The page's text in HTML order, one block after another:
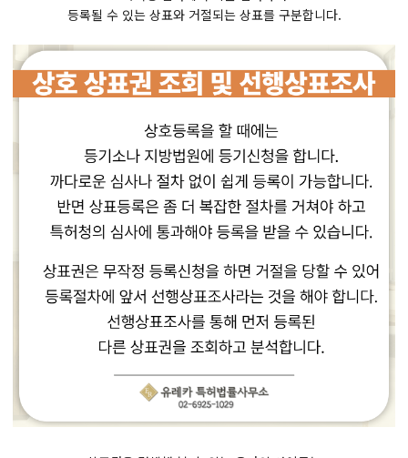
등록될 수 있는 상표와 거절되는 상표를 구분합니다.